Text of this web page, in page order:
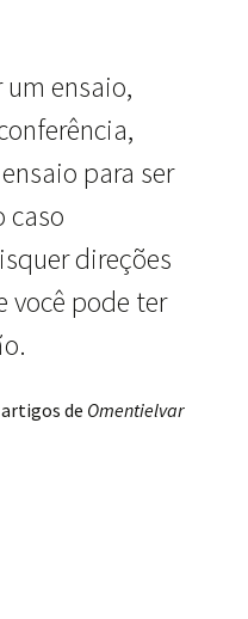
um ensaio,
para ser
caso
direções
você pode ter
de Omentielvar